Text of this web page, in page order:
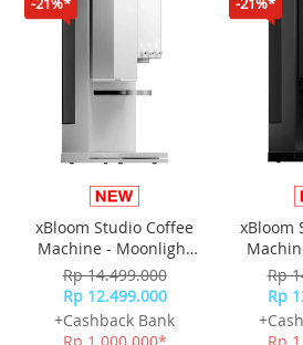
xBloom Studio Coffee
Machine - Moonlight
White
Rp 14.499.000
Rp 12.499.000
+Cashback Bank
Rp 1.000.000*
xBloom
Rp
Rp
Rp